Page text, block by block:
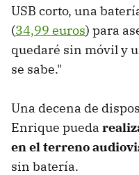
USB corto, una
(34,99 euros) para
quedaré sin móvil y
se sabe."
Una decena de
Enrique pueda
en el terreno
sin batería.